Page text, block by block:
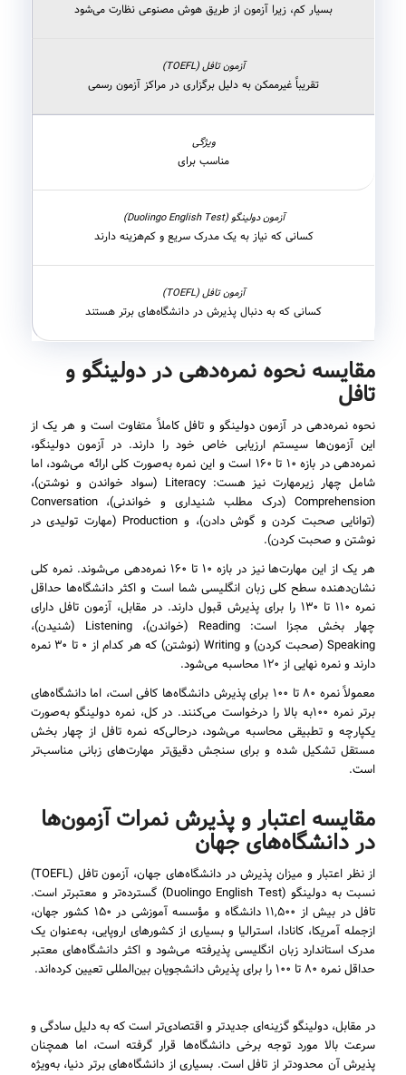
بسیار کم، زیرا آزمون از طریق هوش مصنوعی نظارت می‌شود
تقریباً غیرممکن به دلیل برگزاری در مراکز آزمون رسمی
مناسب برای
کسانی که نیاز به یک مدرک سریع و کم‌هزینه دارند
کسانی که به دنبال پذیرش در دانشگاه‌های برتر هستند
مقایسه نحوه نمره‌دهی در دولینگو و
تافل
نحوه نمره‌دهی در آزمون دولینگو و تافل کاملاً متفاوت است و هر یک از
این آزمون‌ها سیستم ارزیابی خاص خود را دارند. در آزمون دولینگو،
نمره‌دهی در بازه ۱۰ تا ۱۶۰ است و این نمره به‌صورت کلی ارائه می‌شود، اما
شامل چهار زیرمهارت نیز هست: Literacy (سواد خواندن و نوشتن)،
Comprehension (درک مطلب شنیداری و خواندنی)، Conversation
(توانایی صحبت کردن و گوش دادن)، و Production (مهارت تولیدی در
نوشتن و صحبت کردن).
هر یک از این مهارت‌ها نیز در بازه ۱۰ تا ۱۶۰ نمره‌دهی می‌شوند. نمره کلی
نشان‌دهنده سطح کلی زبان انگلیسی شما است و اکثر دانشگاه‌ها حداقل
نمره ۱۱۰ تا ۱۳۰ را برای پذیرش قبول دارند. در مقابل، آزمون تافل دارای
چهار بخش مجزا است: Reading (خواندن)، Listening (شنیدن)،
Speaking (صحبت کردن) و Writing (نوشتن) که هر کدام از ۰ تا ۳۰ نمره
دارند و نمره نهایی از ۱۲۰ محاسبه می‌شود.
معمولاً نمره ۸۰ تا ۱۰۰ برای پذیرش دانشگاه‌ها کافی است، اما دانشگاه‌های
برتر نمره ۱۰۰به بالا را درخواست می‌کنند. در کل، نمره دولینگو به‌صورت
یکپارچه و تطبیقی محاسبه می‌شود، درحالی‌که نمره تافل از چهار بخش
مستقل تشکیل شده و برای سنجش دقیق‌تر مهارت‌های زبانی مناسب‌تر
است.
مقایسه اعتبار و پذیرش نمرات آزمون‌ها
در دانشگاه‌های جهان
از نظر اعتبار و میزان پذیرش در دانشگاه‌های جهان، آزمون تافل (TOEFL)
نسبت به دولینگو (Duolingo English Test) گسترده‌تر و معتبرتر است.
تافل در بیش از ۱۱,۵۰۰ دانشگاه و مؤسسه آموزشی در ۱۵۰ کشور جهان،
ازجمله آمریکا، کانادا، استرالیا و بسیاری از کشورهای اروپایی، به‌عنوان یک
مدرک استاندارد زبان انگلیسی پذیرفته می‌شود و اکثر دانشگاه‌های معتبر
حداقل نمره ۸۰ تا ۱۰۰ را برای پذیرش دانشجویان بین‌المللی تعیین کرده‌اند.
در مقابل، دولینگو گزینه‌ای جدیدتر و اقتصادی‌تر است که به دلیل سادگی و
سرعت بالا مورد توجه برخی دانشگاه‌ها قرار گرفته است، اما همچنان
پذیرش آن محدودتر از تافل است. بسیاری از دانشگاه‌های برتر دنیا، به‌ویژه